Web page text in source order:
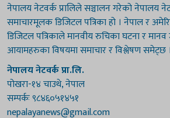
नेपालय नेटवर्क प्रालिले सञ्चालन गरेको नेपालय
समाचारमूलक डिजिटल पत्रिका हो । नेपाल र
डिजिटल पत्रिकाले मानवीय रुचिका घटना र
आयामहरुका विषयमा समाचार र विश्लेषण समेट्छ ।
नेपालय नेटवर्क प्रा.लि.
पोखरा-१४ चाउथे, नेपाल
सम्पर्कः ९८४६०५१४५१
nepalayanews@gmail.com